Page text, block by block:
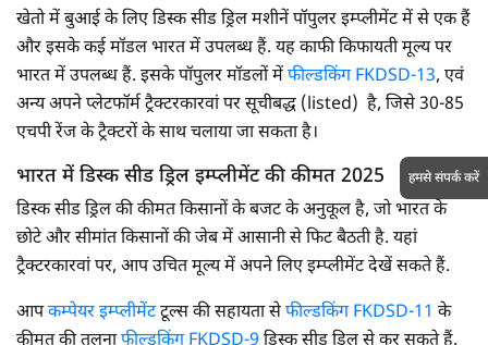
खेतो में बुआई के लिए डिस्क सीड ड्रिल मशीनें पॉपुलर इम्प्लीमेंट में से एक हैं
और इसके कई मॉडल भारत में उपलब्ध हैं. यह काफी किफायती मूल्य पर
भारत में उपलब्ध हैं. इसके पॉपुलर मॉडलों मेंफील्डकिंग FKDSD-13, एवं
अन्य अपने प्लेटफॉर्म ट्रैक्टरकारवां पर सूचीबद्ध (listed) है, जिसे 30-85
एचपी रेंज के ट्रैक्टरों के साथ चलाया जा सकता है।
भारत में डिस्क सीड ड्रिल इम्प्लीमेंट की कीमत 2025
डिस्क सीड ड्रिल की कीमत किसानों के बजट के अनुकूल है, जो भारत के
छोटे और सीमांत किसानों की जेब में आसानी से फिट बैठती है. यहां
ट्रैक्टरकारवां पर, आप उचित मूल्य में अपने लिए इम्प्लीमेंट देखें सकते हैं.
आपकम्पेयर इम्प्लीमेंटटूल्स की सहायता सेफील्डकिंग FKDSD-11 के
हमसे संपर्क करें